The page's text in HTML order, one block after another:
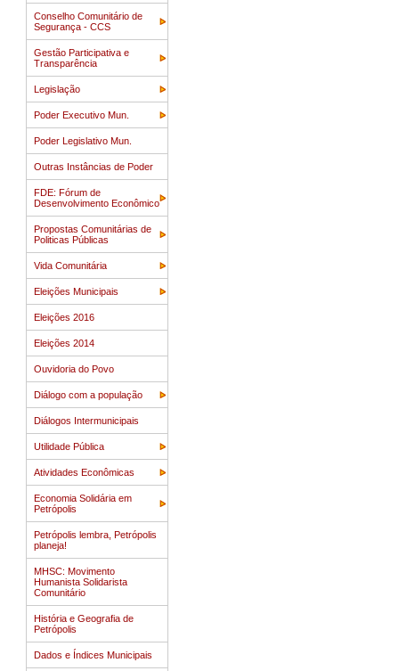
Conselho Comunitário de
Segurança - CCS
Gestão Participativa e
Transparência
Legislação
Poder Executivo Mun.
Poder Legislativo Mun.
Outras Instâncias de Poder
FDE: Fórum de
Desenvolvimento Econômico
Propostas Comunitárias de
Politicas Públicas
Vida Comunitária
Eleições Municipais
Eleições 2016
Eleições 2014
Ouvidoria do Povo
Diálogo com a população
Diálogos Intermunicipais
Utilidade Pública
Atividades Econômicas
Economia Solidária em
Petrópolis
Petrópolis lembra, Petrópolis
planeja!
MHSC: Movimento
Humanista Solidarista
Comunitário
História e Geografia de
Petrópolis
Dados e Índices Municipais